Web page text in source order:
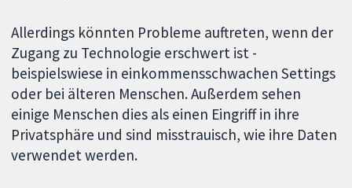
Allerdings könnten Probleme auftreten, wenn der
Zugang zu Technologie erschwert ist -
beispielswiese in einkommensschwachen Settings
oder bei älteren Menschen. Außerdem sehen
einige Menschen dies als einen Eingriff in ihre
Privatsphäre und sind misstrauisch, wie ihre Daten
verwendet werden.